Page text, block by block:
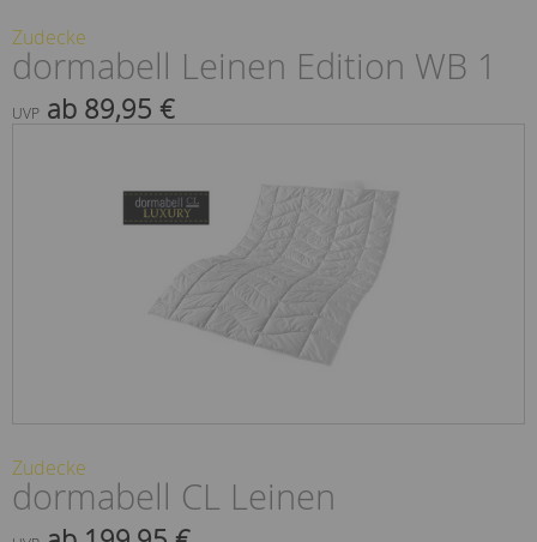
Zudecke
dormabell Leinen Edition WB 1
UVP ab 89,95 €
Zudecke
dormabell CL Leinen